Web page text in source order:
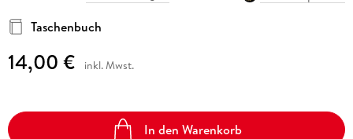
Taschenbuch
14,00 € inkl. Mwst.
In den Warenkorb